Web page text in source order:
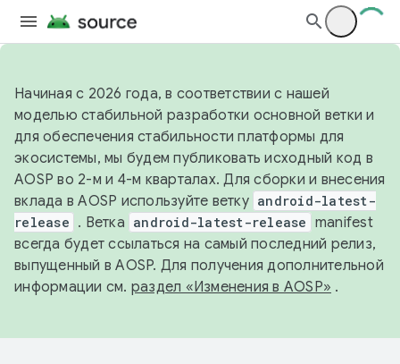
Начиная с 2026 года, в соответствии с нашей
моделью стабильной разработки основной ветки и
для обеспечения стабильности платформы для
экосистемы, мы будем публиковать исходный код в
AOSP во 2-м и 4-м кварталах. Для сборки и внесения
вклада в AOSP используйте ветку android-latest-
release . Ветка android-latest-release manifest
всегда будет ссылаться на самый последний релиз,
выпущенный в AOSP. Для получения дополнительной
информации см. раздел «Изменения в AOSP» .